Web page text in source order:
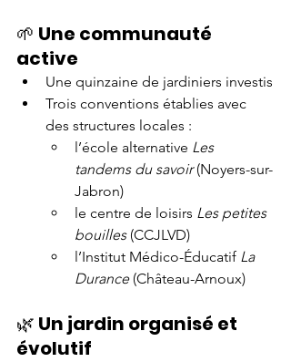
🌱 Une communauté
active
Une quinzaine de jardiniers investis
Trois conventions établies avec
des structures locales :
l’école alternative Les
tandems du savoir (Noyers-sur-
Jabron)
le centre de loisirs Les petites
bouilles (CCJLVD)
l’Institut Médico-Éducatif La
Durance (Château-Arnoux)
🌿 Un jardin organisé et
évolutif